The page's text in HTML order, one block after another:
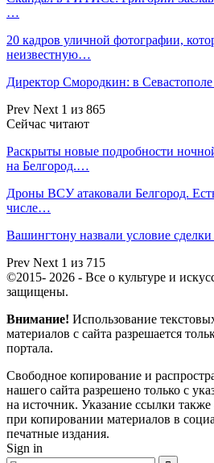
…
20 кадров уличной фотографии,
неизвестную…
Директор Смородкин: в
Prev Next 1 из 865
Сейчас читают
Раскрыты новые подробности
на Белгород.…
Дроны ВСУ атаковали Белгород.
числе…
Вашингтону назвали условие
Prev Next 1 из 715
©2015- 2026 - Все о культуре и
защищены.
Внимание! Использование
материалов с сайта разрешается
портала.
Свободное копирование и
нашего сайта разрешено только с
на источник. Указание ссылки также
при копировании материалов в
печатные издания.
Sign in